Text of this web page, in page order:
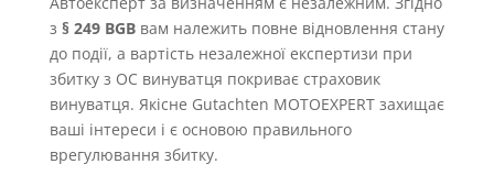
з § 249 BGBвам належить повне відновлення стану
до події, а вартість незалежної експертизи при
збитку з OC винуватця покриває страховик
винуватця. Якісне Gutachten MOTOEXPERT захищає
ваші інтереси і є основою правильного
врегулювання збитку.